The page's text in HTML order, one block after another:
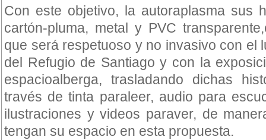
Con este objetivo, la autoraplasma sus
cartón-pluma, metal y PVC
que será respetuoso y no invasivo con el
del Refugio de Santiago y con la
espacioalberga, trasladando dichas
través de tinta paraleer, audio para
ilustraciones y videos paraver, de
tengan su espacio en esta propuesta.